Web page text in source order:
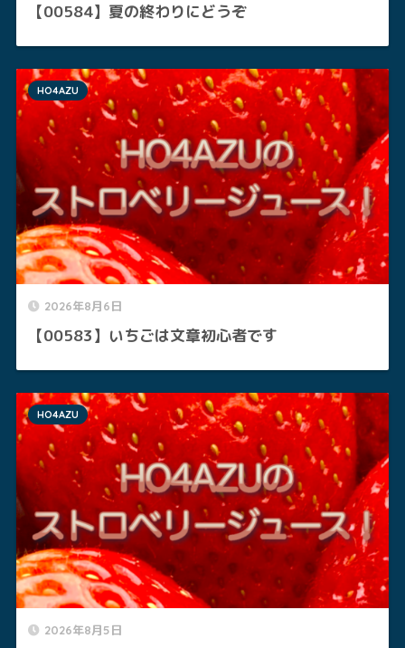
【00584】夏の終わりにどうぞ
2026年8月6日
【00583】いちごは文章初心者です
HO4AZU
2026年8月5日
HO4AZU